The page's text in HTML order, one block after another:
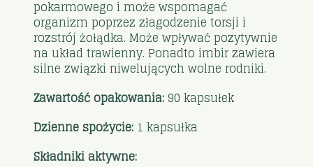
pokarmowego i może wspomagać
organizm poprzez złagodzenie torsji i
rozstrój żołądka. Może wpływać pozytywnie
na układ trawienny. Ponadto imbir zawiera
silne związki niwelujących wolne rodniki.
Zawartość opakowania:90 kapsułek
Dzienne spożycie: 1 kapsułka
Składniki aktywne: